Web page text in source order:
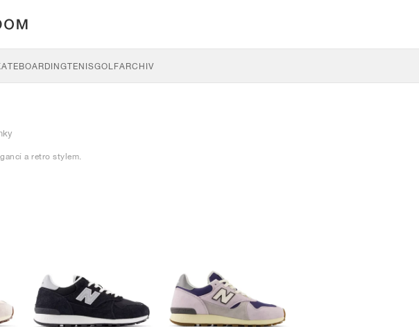
TENISGOLFARCHIV
a retro stylem.